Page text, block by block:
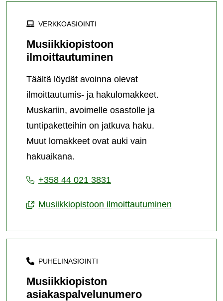
VERKKOASIOINTI
Musiikkiopistoon
ilmoittautuminen
Täältä löydät avoinna olevat
ilmoittautumis- ja hakulomakkeet.
Muskariin, avoimelle osastolle ja
tuntipaketteihin on jatkuva haku.
Muut lomakkeet ovat auki vain
hakuaikana.
+358 44 021 3831
Musiikkiopistoon ilmoittautuminen
PUHELINASIOINTI
Musiikkiopiston
asiakaspalvelunumero